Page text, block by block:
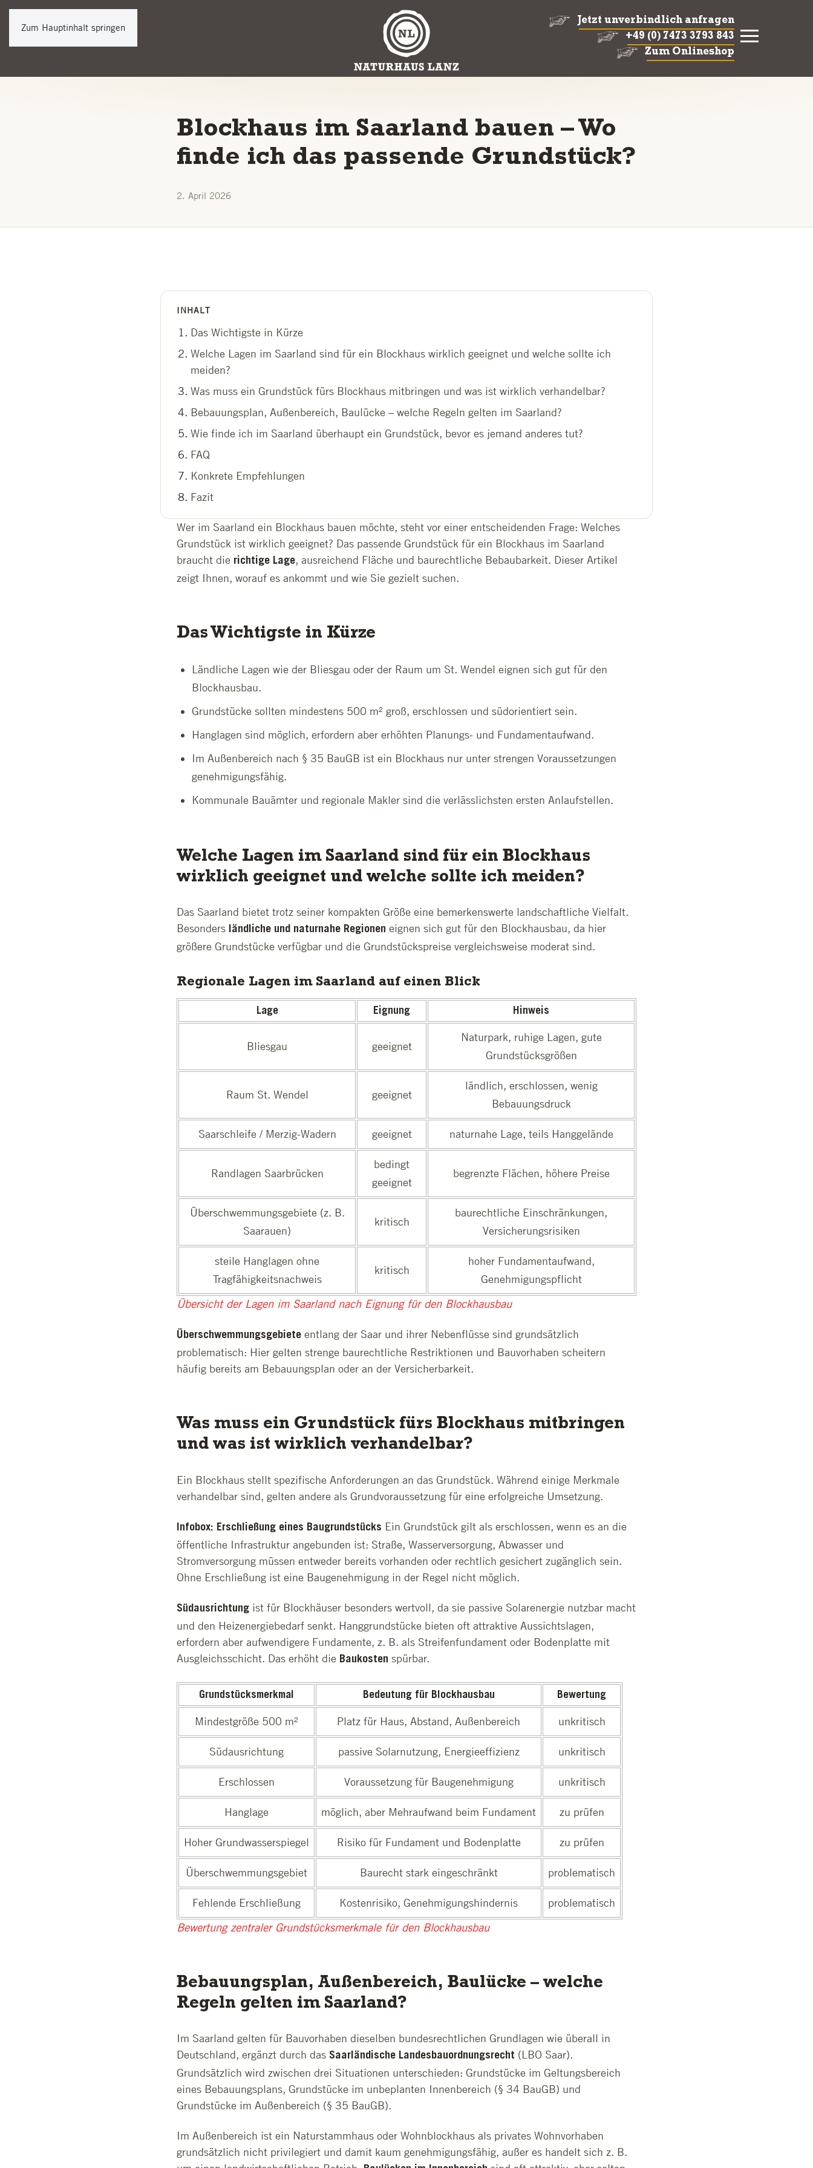
Zum Hauptinhalt springen
Jetzt unverbindlich anfragen
+49 (0) 7473 3793 843
Zum Onlineshop
Blockhaus im Saarland bauen – Wo
finde ich das passende Grundstück?
2. April 2026
INHALT
Das Wichtigste in Kürze
Welche Lagen im Saarland sind für ein Blockhaus wirklich geeignet und welche sollte ich
meiden?
Was muss ein Grundstück fürs Blockhaus mitbringen und was ist wirklich verhandelbar?
Bebauungsplan, Außenbereich, Baulücke – welche Regeln gelten im Saarland?
Wie finde ich im Saarland überhaupt ein Grundstück, bevor es jemand anderes tut?
FAQ
Konkrete Empfehlungen
Fazit
Wer im Saarland ein Blockhaus bauen möchte, steht vor einer entscheidenden Frage: Welches
Grundstück ist wirklich geeignet? Das passende Grundstück für ein Blockhaus im Saarland
braucht die richtige Lage, ausreichend Fläche und baurechtliche Bebaubarkeit. Dieser Artikel
zeigt Ihnen, worauf es ankommt und wie Sie gezielt suchen.
Das Wichtigste in Kürze
Ländliche Lagen wie der Bliesgau oder der Raum um St. Wendel eignen sich gut für den
Blockhausbau.
Grundstücke sollten mindestens 500 m² groß, erschlossen und südorientiert sein.
Hanglagen sind möglich, erfordern aber erhöhten Planungs- und Fundamentaufwand.
Im Außenbereich nach § 35 BauGB ist ein Blockhaus nur unter strengen Voraussetzungen
genehmigungsfähig.
Kommunale Bauämter und regionale Makler sind die verlässlichsten ersten Anlaufstellen.
Welche Lagen im Saarland sind für ein Blockhaus
wirklich geeignet und welche sollte ich meiden?
Das Saarland bietet trotz seiner kompakten Größe eine bemerkenswerte landschaftliche Vielfalt.
Besonders ländliche und naturnahe Regionen eignen sich gut für den Blockhausbau, da hier
größere Grundstücke verfügbar und die Grundstückspreise vergleichsweise moderat sind.
Regionale Lagen im Saarland auf einen Blick
Lage Eignung Hinweis
Bliesgau geeignet
Naturpark, ruhige Lagen, gute
Grundstücksgrößen
Raum St. Wendel geeignet
ländlich, erschlossen, wenig
Bebauungsdruck
Saarschleife / Merzig-Wadern geeignet naturnahe Lage, teils Hanggelände
Randlagen Saarbrücken
bedingt
geeignet
begrenzte Flächen, höhere Preise
Überschwemmungsgebiete (z. B.
Saarauen)
kritisch
baurechtliche Einschränkungen,
Versicherungsrisiken
steile Hanglagen ohne
Tragfähigkeitsnachweis
kritisch
hoher Fundamentaufwand,
Genehmigungspflicht
Übersicht der Lagen im Saarland nach Eignung für den Blockhausbau
Überschwemmungsgebiete entlang der Saar und ihrer Nebenflüsse sind grundsätzlich
problematisch: Hier gelten strenge baurechtliche Restriktionen und Bauvorhaben scheitern
häufig bereits am Bebauungsplan oder an der Versicherbarkeit.
Was muss ein Grundstück fürs Blockhaus mitbringen
und was ist wirklich verhandelbar?
Ein Blockhaus stellt spezifische Anforderungen an das Grundstück. Während einige Merkmale
verhandelbar sind, gelten andere als Grundvoraussetzung für eine erfolgreiche Umsetzung.
Infobox: Erschließung eines Baugrundstücks Ein Grundstück gilt als erschlossen, wenn es an die
öffentliche Infrastruktur angebunden ist: Straße, Wasserversorgung, Abwasser und
Stromversorgung müssen entweder bereits vorhanden oder rechtlich gesichert zugänglich sein.
Ohne Erschließung ist eine Baugenehmigung in der Regel nicht möglich.
Südausrichtung ist für Blockhäuser besonders wertvoll, da sie passive Solarenergie nutzbar macht
und den Heizenergiebedarf senkt. Hanggrundstücke bieten oft attraktive Aussichtslagen,
erfordern aber aufwendigere Fundamente, z. B. als Streifenfundament oder Bodenplatte mit
Ausgleichsschicht. Das erhöht die Baukosten spürbar.
Grundstücksmerkmal Bedeutung für Blockhausbau Bewertung
Mindestgröße 500 m² Platz für Haus, Abstand, Außenbereich unkritisch
Südausrichtung passive Solarnutzung, Energieeffizienz unkritisch
Erschlossen Voraussetzung für Baugenehmigung unkritisch
Hanglage möglich, aber Mehraufwand beim Fundament zu prüfen
Hoher Grundwasserspiegel Risiko für Fundament und Bodenplatte zu prüfen
Überschwemmungsgebiet Baurecht stark eingeschränkt problematisch
Fehlende Erschließung Kostenrisiko, Genehmigungshindernis problematisch
Bewertung zentraler Grundstücksmerkmale für den Blockhausbau
Bebauungsplan, Außenbereich, Baulücke – welche
Regeln gelten im Saarland?
Im Saarland gelten für Bauvorhaben dieselben bundesrechtlichen Grundlagen wie überall in
Deutschland, ergänzt durch das Saarländische Landesbauordnungsrecht (LBO Saar).
Grundsätzlich wird zwischen drei Situationen unterschieden: Grundstücke im Geltungsbereich
eines Bebauungsplans, Grundstücke im unbeplanten Innenbereich (§ 34 BauGB) und
Grundstücke im Außenbereich (§ 35 BauGB).
Im Außenbereich ist ein Naturstammhaus oder Wohnblockhaus als privates Wohnvorhaben
grundsätzlich nicht privilegiert und damit kaum genehmigungsfähig, außer es handelt sich z. B.